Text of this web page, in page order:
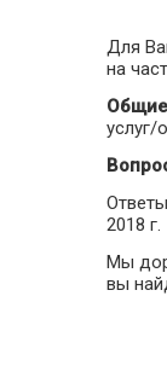
Для
на
услуг/
2018 г.
Мы
вы